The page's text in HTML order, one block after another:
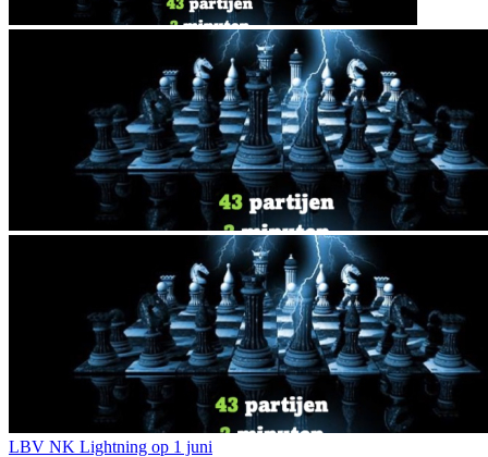
LBV NK Lightning op 1 juni